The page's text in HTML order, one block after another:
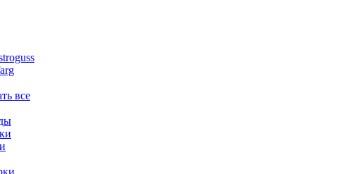
все